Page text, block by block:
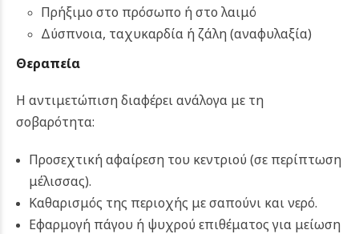
Πρήξιμο στο πρόσωπο ή στο λαιμό
Δύσπνοια, ταχυκαρδία ή ζάλη (αναφυλαξία)
Θεραπεία
Η αντιμετώπιση διαφέρει ανάλογα με τη
σοβαρότητα:
Προσεχτική αφαίρεση του κεντριού (σε περίπτωση
μέλισσας).
Καθαρισμός της περιοχής με σαπούνι και νερό.
Εφαρμογή πάγου ή ψυχρού επιθέματος για μείωση